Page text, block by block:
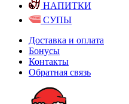
НАПИТКИ
СУПЫ
Доставка и оплата
Бонусы
Контакты
Обратная связь